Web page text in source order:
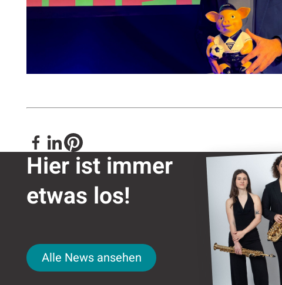
Hier ist immer
etwas los!
Alle News ansehen
Alle News ansehen
Kulturring